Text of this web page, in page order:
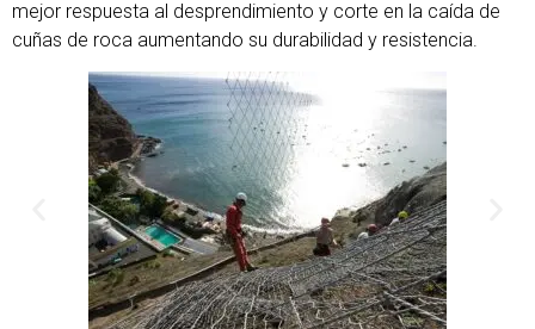
mejor respuesta al desprendimiento y corte en la caída de
cuñas de roca aumentando su durabilidad y resistencia.